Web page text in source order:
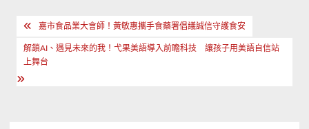
文
章
導
嘉市食品業大會師！黃敏惠攜手食藥署倡議誠信守護食安
解鎖AI、遇見未來的我！弋果美語導入前瞻科技 讓孩子用美語自信站
上舞台